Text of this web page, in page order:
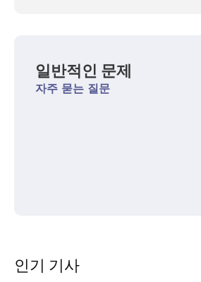
일반적인 문제
자주 묻는 질문
인기 기사